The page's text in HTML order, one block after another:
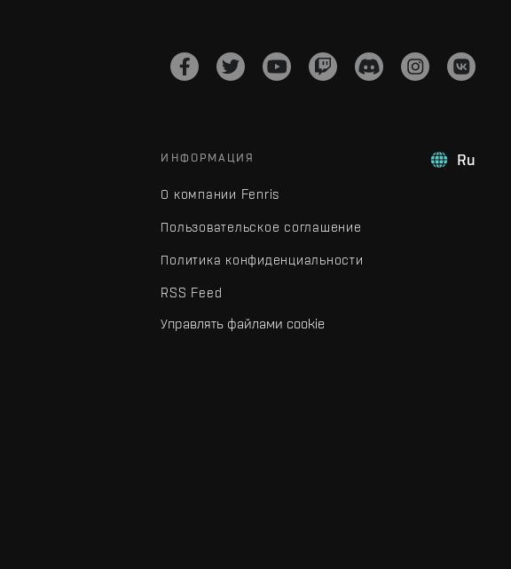
Ru
ИНФОРМАЦИЯ
О компании Fenris
Пользовательское соглашение
Политика конфиденциальности
RSS Feed
Управлять файлами cookie